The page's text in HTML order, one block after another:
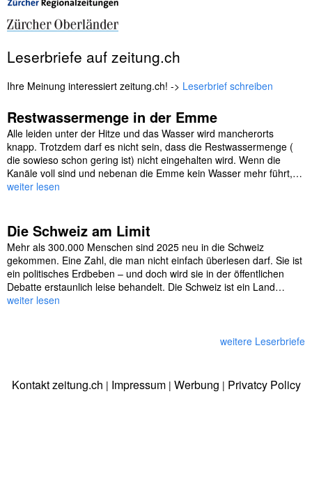
Leserbriefe auf zeitung.ch
Ihre Meinung interessiert zeitung.ch! -> Leserbrief schreiben
Restwassermenge in der Emme
Alle leiden unter der Hitze und das Wasser wird mancherorts
knapp. Trotzdem darf es nicht sein, dass die Restwassermenge (
die sowieso schon gering ist) nicht eingehalten wird. Wenn die
Kanäle voll sind und nebenan die Emme kein Wasser mehr führt,…
weiter lesen
Die Schweiz am Limit
Mehr als 300.000 Menschen sind 2025 neu in die Schweiz
gekommen. Eine Zahl, die man nicht einfach überlesen darf. Sie ist
ein politisches Erdbeben – und doch wird sie in der öffentlichen
Debatte erstaunlich leise behandelt. Die Schweiz ist ein Land…
weiter lesen
weitere Leserbriefe
Kontakt zeitung.ch | Impressum| Werbung | Privatcy Policy